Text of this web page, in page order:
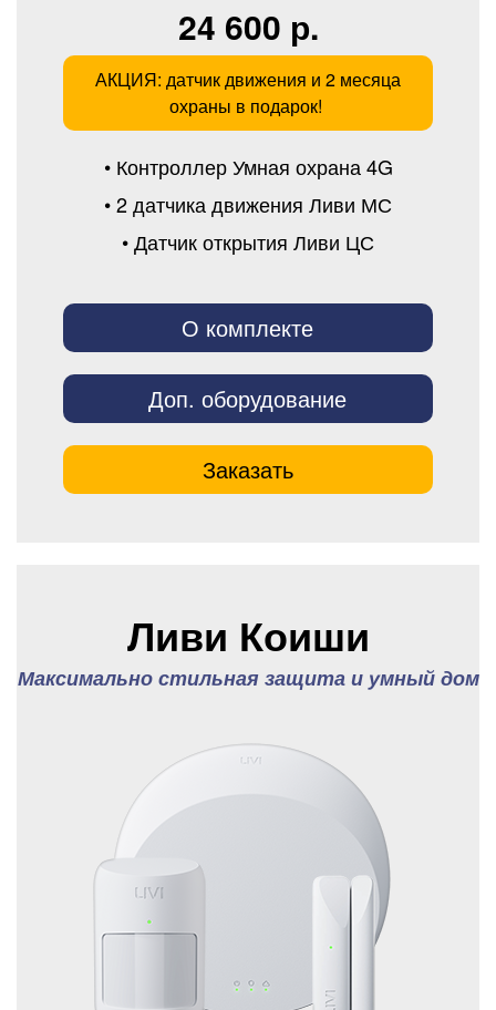
24 600 р.
АКЦИЯ: датчик движения и 2 месяца
охраны в подарок!
• Контроллер Умная охрана 4G
• 2 датчика движения Ливи МС
• Датчик открытия Ливи ЦС
О комплекте
Доп. оборудование
Заказать
Ливи Коиши
Максимально стильная защита и умный дом